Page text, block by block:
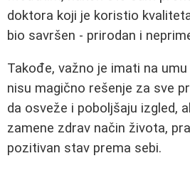
doktora koji je koristio
bio savršen - prirodan i
Takođe, važno je imati na
nisu magično rešenje za sve
da osveže i poboljšaju izgled,
zamene zdrav način života,
pozitivan stav prema sebi.